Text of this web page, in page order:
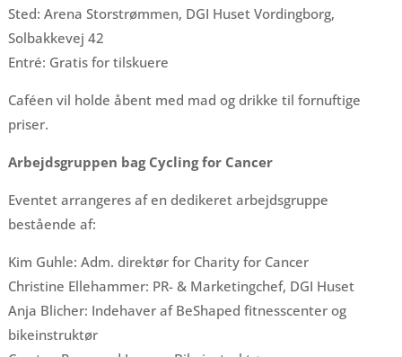
Sted: Arena Storstrømmen, DGI Huset Vordingborg,
Solbakkevej 42
Entré: Gratis for tilskuere
Caféen vil holde åbent med mad og drikke til fornuftige
priser.
Arbejdsgruppen bag Cycling for Cancer
Eventet arrangeres af en dedikeret arbejdsgruppe
bestående af:
Kim Guhle: Adm. direktør for Charity for Cancer
Christine Ellehammer: PR- & Marketingchef, DGI Huset
Anja Blicher: Indehaver af BeShaped fitnesscenter og
bikeinstruktør